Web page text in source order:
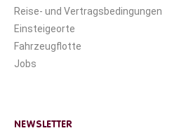
Reise- und Vertragsbedingungen
Einsteigeorte
Fahrzeugflotte
Jobs
NEWSLETTER